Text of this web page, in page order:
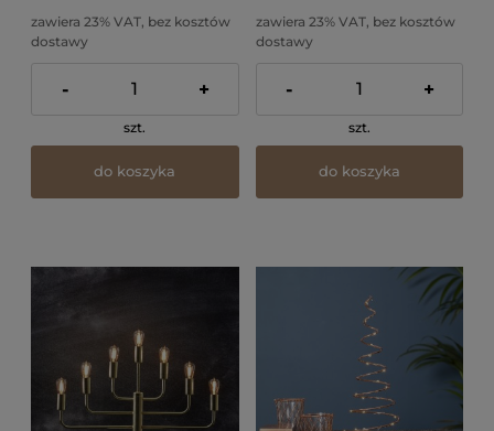
zawiera 23% VAT, bez kosztów
dostawy
- +
szt.
do koszyka
zawiera 23% VAT, bez kosztów
dostawy
- +
szt.
do koszyka